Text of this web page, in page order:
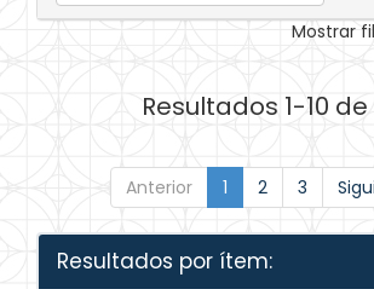
Mostrar
Resultados 1-10 de
Anterior 1 2 3
Resultados por ítem: